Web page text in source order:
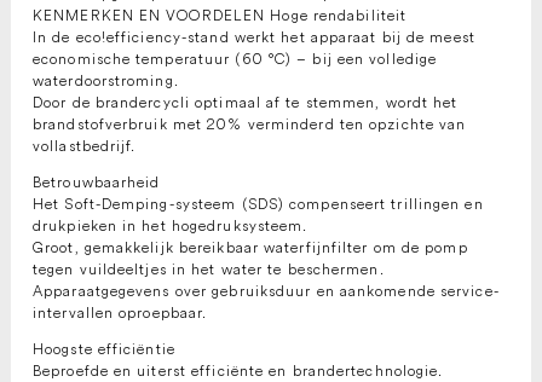
KENMERKEN EN VOORDELEN Hoge rendabiliteit
In de eco!efficiency-stand werkt het apparaat bij de meest
economische temperatuur (60 °C) – bij een volledige
waterdoorstroming.
Door de brandercycli optimaal af te stemmen, wordt het
brandstofverbruik met 20% verminderd ten opzichte van
vollastbedrijf.
Betrouwbaarheid
Het Soft-Demping-systeem (SDS) compenseert trillingen en
drukpieken in het hogedruksysteem.
Groot, gemakkelijk bereikbaar waterfijnfilter om de pomp
tegen vuildeeltjes in het water te beschermen.
Apparaatgegevens over gebruiksduur en aankomende service-
intervallen oproepbaar.
Hoogste efficiëntie
Beproefde en uiterst efficiënte en brandertechnologie.